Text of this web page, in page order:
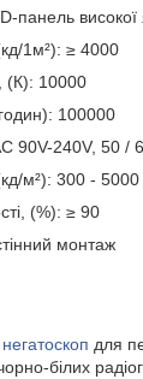
панель високої
1м²): ≥ 4000
(К): 10000
100000
90V-240V, 50 /
м²): 300 - 5000
(%): ≥ 90
монтаж
негатоскоп для
білих